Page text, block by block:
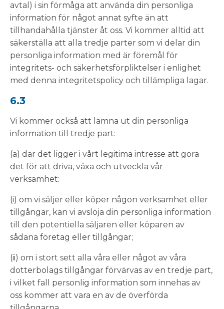
avtal) i sin förmåga att använda din personliga
information för något annat syfte än att
tillhandahålla tjänster åt oss. Vi kommer alltid att
säkerställa att alla tredje parter som vi delar din
personliga information med är föremål för
integritets- och säkerhetsförpliktelser i enlighet
med denna integritetspolicy och tillämpliga lagar.
6.3
Vi kommer också att lämna ut din personliga
information till tredje part:
(a) där det ligger i vårt legitima intresse att göra
det för att driva, växa och utveckla vår
verksamhet:
(i) om vi säljer eller köper någon verksamhet eller
tillgångar, kan vi avslöja din personliga information
till den potentiella säljaren eller köparen av
sådana företag eller tillgångar;
(ii) om i stort sett alla våra eller något av våra
dotterbolags tillgångar förvärvas av en tredje part,
i vilket fall personlig information som innehas av
oss kommer att vara en av de överförda